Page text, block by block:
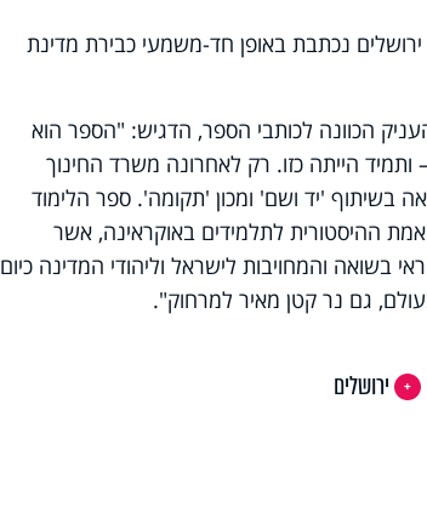
נכתבת באופן חד-משמעי כבירת מדינת
הכוונה לכותבי הספר, הדגיש: "הספר הוא
הייתה כזו. רק לאחרונה משרד החינוך
בשיתוף 'יד ושם' ומכון 'תקומה'. ספר הלימוד
ההיסטורית לתלמידים באוקראינה, אשר
בשואה והמחויבות לישראל וליהודי המדינה כיום
גם נר קטן מאיר למרחוק".
ירושלים